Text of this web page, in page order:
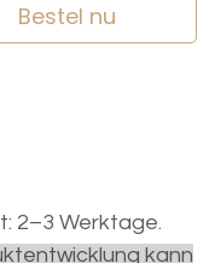
Bestel nu
2–3 Werktage.
kann